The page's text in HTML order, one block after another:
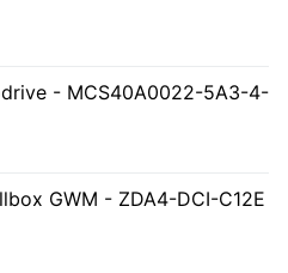
- MCS40A0022-5A3-4-
GWM - ZDA4-DCI-C12E